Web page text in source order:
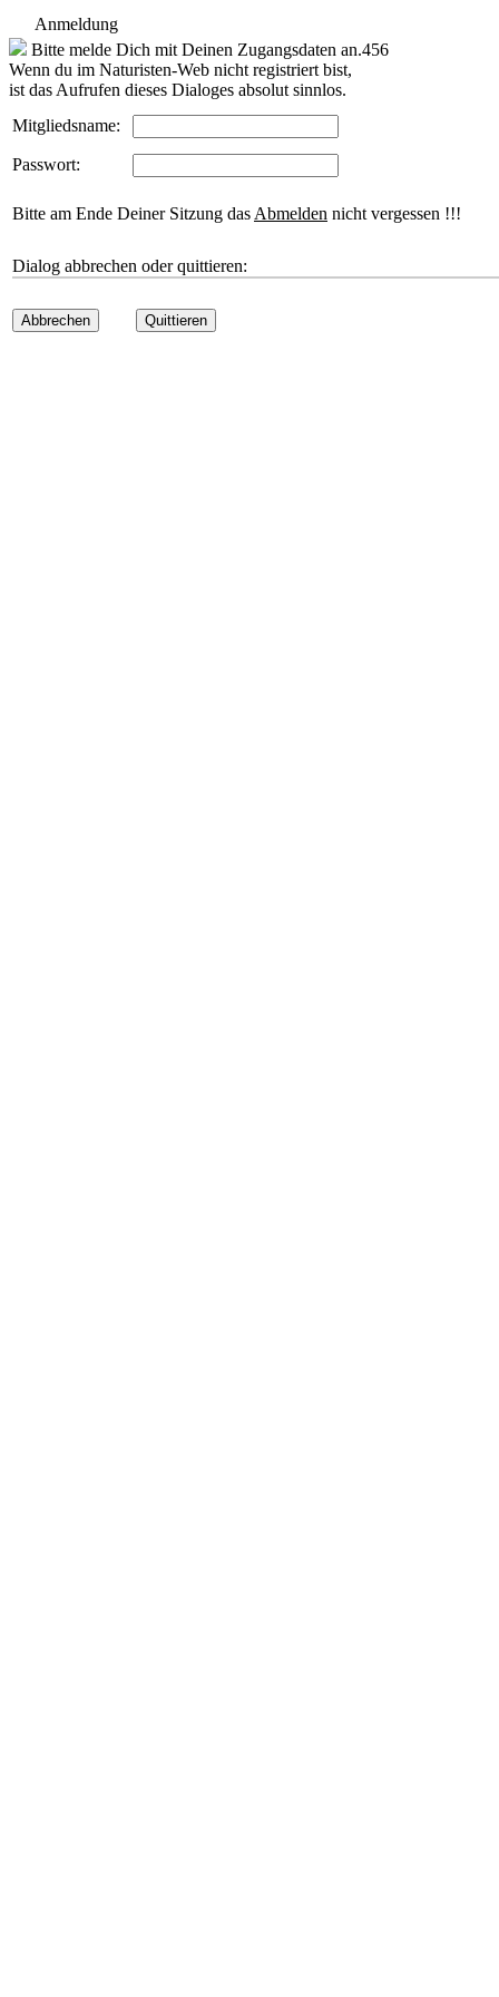
Anmeldung
Bitte melde Dich mit Deinen Zugangsdaten an.456
Wenn du im Naturisten-Web nicht registriert bist,
ist das Aufrufen dieses Dialoges absolut sinnlos.
Mitgliedsname:
Passwort:
Bitte am Ende Deiner Sitzung das Abmelden nicht vergessen !!!
Dialog abbrechen oder quittieren:
Abbrechen Quittieren